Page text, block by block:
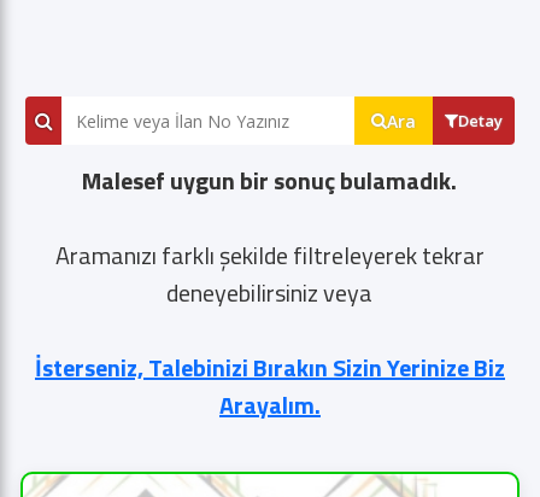
Ara Detay
Malesef uygun bir sonuç bulamadık.
Aramanızı farklı şekilde filtreleyerek tekrar
deneyebilirsiniz veya
İsterseniz, Talebinizi Bırakın Sizin Yerinize Biz
Arayalım.